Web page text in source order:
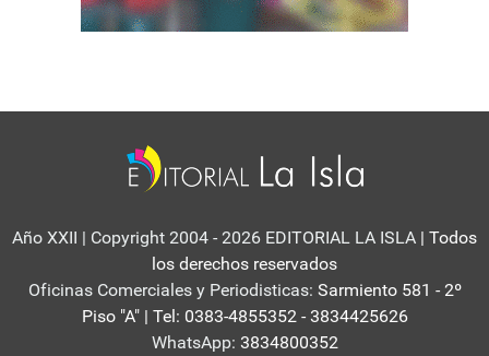
Año XXII | Copyright 2004 - 2026 EDITORIAL LA ISLA | Todos
los derechos reservados
Oficinas Comerciales y Periodisticas: Sarmiento 581 - 2º
Piso "A" | Tel: 0383-4855352 - 3834425626
WhatsApp: 3834800352